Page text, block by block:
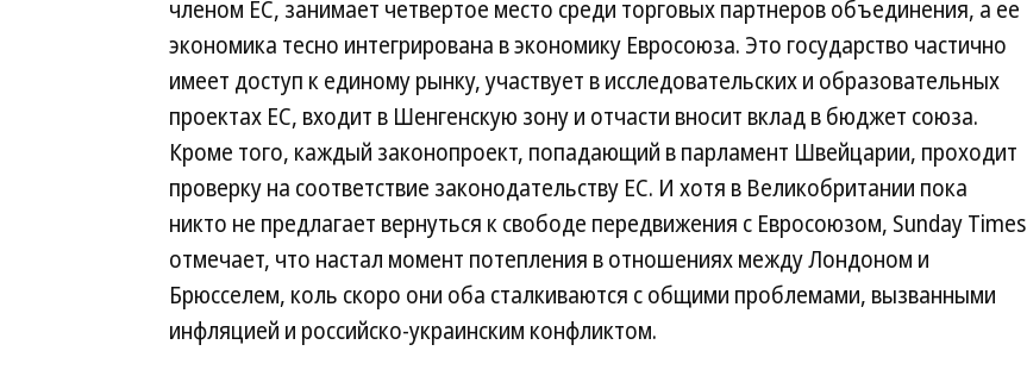
членом ЕС, занимает четвертое место среди торговых партнеров объединения, а ее
экономика тесно интегрирована в экономику Евросоюза. Это государство частично
имеет доступ к единому рынку, участвует в исследовательских и образовательных
проектах ЕС, входит в Шенгенскую зону и отчасти вносит вклад в бюджет союза.
Кроме того, каждый законопроект, попадающий в парламент Швейцарии, проходит
проверку на соответствие законодательству ЕС. И хотя в Великобритании пока
никто не предлагает вернуться к свободе передвижения с Евросоюзом, Sunday Times
отмечает, что настал момент потепления в отношениях между Лондоном и
Брюсселем, коль скоро они оба сталкиваются с общими проблемами, вызванными
инфляцией и российско-украинским конфликтом.